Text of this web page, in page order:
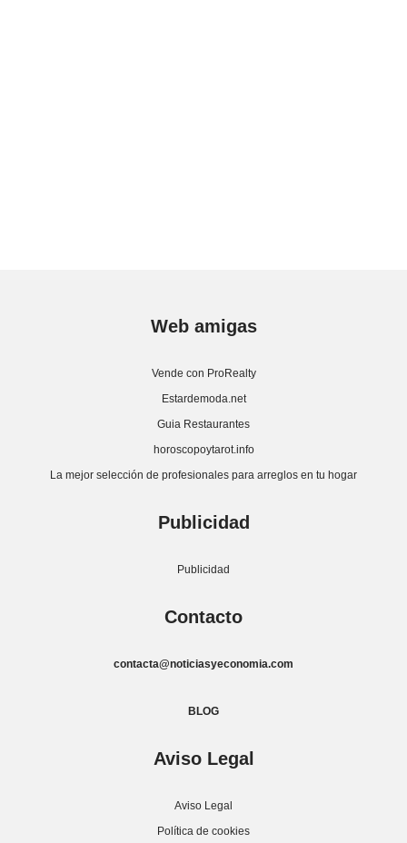
Web amigas
Vende con ProRealty
Estardemoda.net
Guia Restaurantes
horoscopoytarot.info
La mejor selección de profesionales para arreglos en tu hogar
Publicidad
Publicidad
Contacto
contacta@noticiasyeconomia.com
BLOG
Aviso Legal
Aviso Legal
Política de cookies